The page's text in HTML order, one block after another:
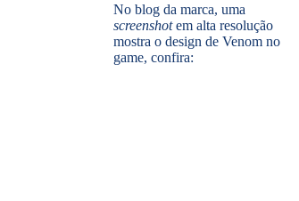
No blog da marca, uma
screenshotem alta resolução
mostra o design de Venom no
game, confira: